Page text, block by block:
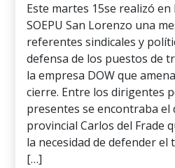
Este martes 15se realizó en
SOEPU San Lorenzo una
referentes sindicales y
defensa de los puestos de
la empresa DOW que
cierre. Entre los dirigentes
presentes se encontraba el
provincial Carlos del Frade
la necesidad de defender el
[…]